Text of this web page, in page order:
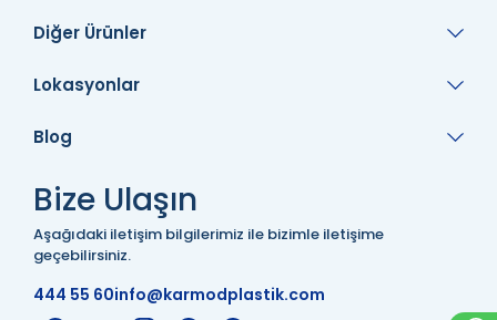
Diğer Ürünler
Lokasyonlar
Bize Ulaşın
Aşağıdaki iletişim bilgilerimiz ile bizimle iletişime
geçebilirsiniz.
444 55 60info@karmodplastik.com
Blog